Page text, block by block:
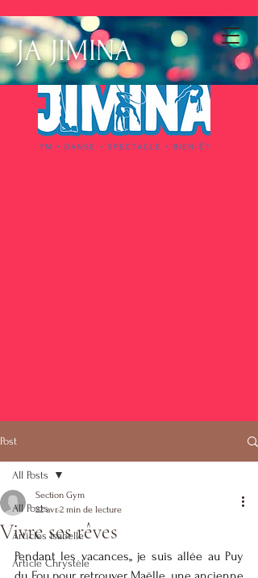
JA JIMINA
Post
All Posts
Articles Isabelle
Article Chrystèle
All Posts
Vivre ses rêves
Section Gym
22 avr.2 min de lecture
Pendant les vacances,, je suis allée au Puy